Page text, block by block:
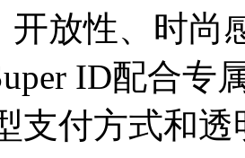
开放性、时尚
ID配合专
支付方式和